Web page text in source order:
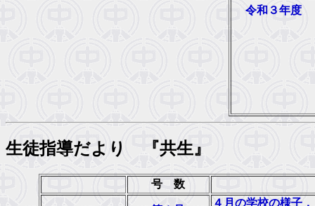
令和３年度
生徒指導だより 『共生』
号 数
４月の学校の様子，